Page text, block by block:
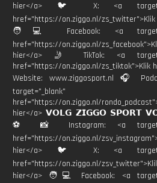
hier</a> 🐦 X: <a
href="https://on.ziggo.nl/
🧑💻 Facebook: <a
href="https://on.ziggo.nl/
hier</a> 🤳 TikTok: <a
href="https://on.ziggo.nl/zs_tiktok">Klik
Website: www.ziggosport.nl 🎧
target="_blank"
href="https://on.ziggo.nl/
hier</a> 𝗩𝗢𝗟𝗚 𝗭𝗜𝗚𝗚𝗢 𝗦𝗣𝗢𝗥𝗧
⚽️ 📸 Instagram: <a
href="https://on.ziggo.nl/
hier</a> 🐦 X: <a
href="https://on.ziggo.nl/
hier</a> 🧑💻 Facebook: <a